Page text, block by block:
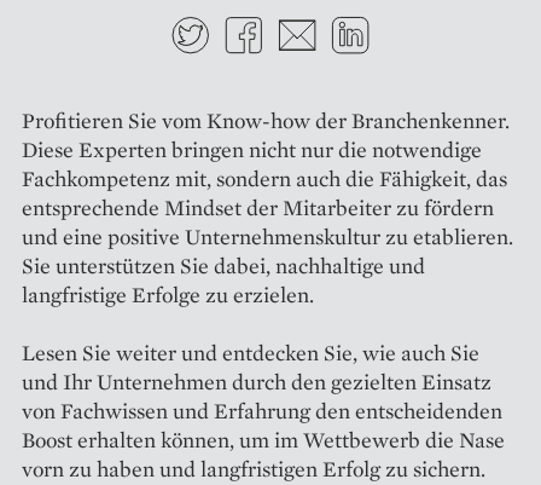
TwitterFacebook
E-mail
Profitieren Sie vom Know-how der Branchenkenner.
Diese Experten bringen nicht nur die notwendige
Fachkompetenz mit, sondern auch die Fähigkeit, das
entsprechende Mindset der Mitarbeiter zu fördern
und eine positive Unternehmenskultur zu etablieren.
Sie unterstützen Sie dabei, nachhaltige und
langfristige Erfolge zu erzielen.
Lesen Sie weiter und entdecken Sie, wie auch Sie
und Ihr Unternehmen durch den gezielten Einsatz
von Fachwissen und Erfahrung den entscheidenden
Boost erhalten können, um im Wettbewerb die Nase
vorn zu haben und langfristigen Erfolg zu sichern.